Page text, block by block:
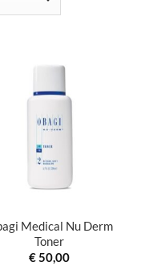
Medical Nu Derm
Toner
€50,00